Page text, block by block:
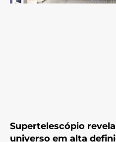
Supertelescópio
universo em alta